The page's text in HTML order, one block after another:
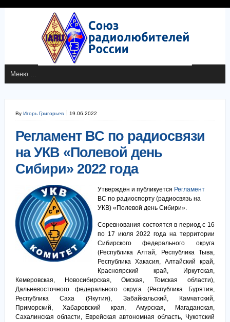
By Игорь Григорьев 19.06.2022
Регламент ВС по радиосвязи
на УКВ «Полевой день
Сибири» 2022 года
Утверждён и публикуется Регламент
ВС по радиоспорту (радиосвязь на
УКВ) «Полевой день Сибири».
Соревнования состоятся в период с 16
по 17 июля 2022 года на территории
Сибирского федерального округа
(Республика Алтай, Республика Тыва,
Республика Хакасия, Алтайский край,
Красноярский край, Иркутская,
Кемеровская, Новосибирская, Омская, Томская области),
Дальневосточного федерального округа (Республика Бурятия,
Республика Саха (Якутия), Забайкальский, Камчатский,
Приморский, Хабаровский края, Амурская, Магаданская,
Сахалинская области, Еврейская автономная область, Чукотский